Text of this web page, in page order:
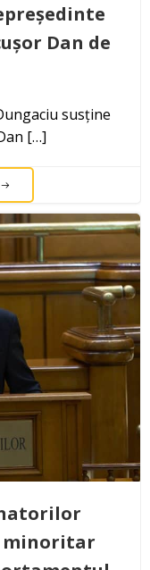
Dan de
susține
[…]
minoritar